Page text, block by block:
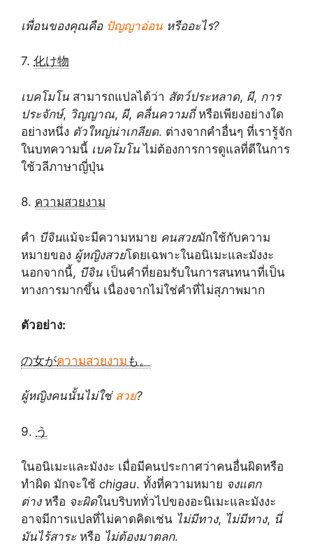
เพื่อนของคุณคือ ปัญญาอ่อน หรืออะไร?
7. 化け物
เบคโมโน สามารถแปลได้ว่า สัตว์ประหลาด, ผี, การ
ประจักษ์, วิญญาณ, ผี, คลื่นความถี่ หรือเพียงอย่างใด
อย่างหนึ่ง ตัวใหญ่น่าเกลียด. ต่างจากคำอื่นๆ ที่เรารู้จัก
ในบทความนี้ เบคโมโน ไม่ต้องการการดูแลที่ดีในการ
ใช้วลีภาษาญี่ปุ่น
8. ความสวยงาม
คำ บีจินแม้จะมีความหมาย คนสวยมักใช้กับความ
หมายของ ผู้หญิงสวยโดยเฉพาะในอนิเมะและมังงะ
นอกจากนี้, บีจิน เป็นคำที่ยอมรับในการสนทนาที่เป็น
ทางการมากขึ้น เนื่องจากไม่ใช่คำที่ไม่สุภาพมาก
ตัวอย่าง:
の女がความสวยงาม も。
ผู้หญิงคนนั้นไม่ใช่ สวย?
9. う
ในอนิเมะและมังงะ เมื่อมีคนประกาศว่าคนอื่นผิดหรือ
ทำผิด มักจะใช้ chigau. ทั้งที่ความหมาย จงแตก
ต่างหรือ จะผิดในบริบททั่วไปของอะนิเมะและมังงะ
อาจมีการแปลที่ไม่คาดคิดเช่น ไม่มีทาง, ไม่มีทาง, นี่
มันไร้สาระหรือ ไม่ต้องมาตลก.